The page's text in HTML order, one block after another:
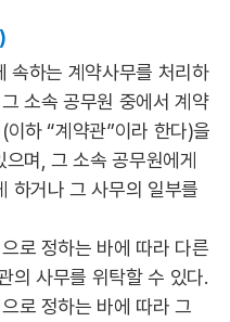
속하는 계약사무를 처리하
소속 공무원 중에서 계약
하 “계약관”이라 한다)을
며, 그 소속 공무원에게
하거나 그 사무의 일부를
로 정하는 바에 따라 다른
의 사무를 위탁할 수 있다.
로 정하는 바에 따라 그